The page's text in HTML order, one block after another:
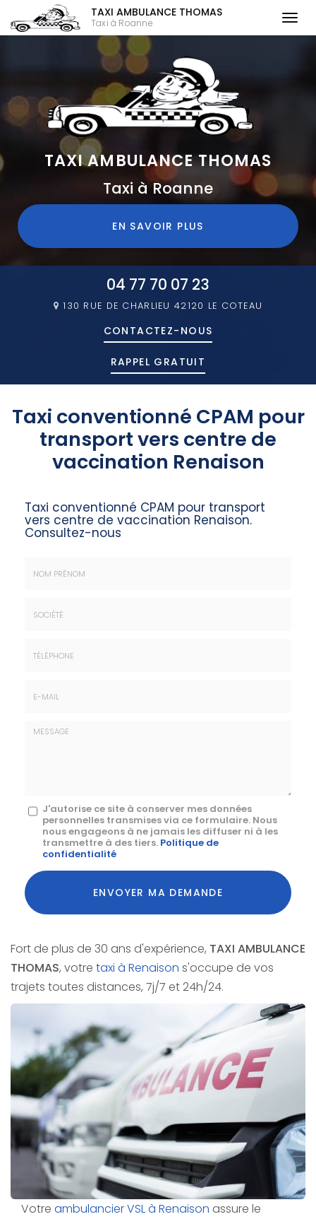
principal
TAXI AMBULANCE THOMAS
Taxi à Roanne
TAXI AMBULANCE THOMAS
Taxi à Roanne
EN SAVOIR PLUS
04 77 70 07 23
130 RUE DE CHARLIEU 42120 LE COTEAU
CONTACTEZ- NOUS
RAPPEL GRATUIT
Taxi conventionné CPAM pour
transport vers centre de
vaccination Renaison
Taxi conventionné CPAM pour transport
vers centre de vaccination Renaison.
Consultez-nous
Message
J'autorise ce site à conserver mes données
personnelles transmises via ce formulaire. Nous
nous engageons à ne jamais les diffuser ni à les
transmettre à des tiers. Politique de
confidentialité
Acceptation
RGPD
*
ENVOYER MA DEMANDE
Fort de plus de 30 ans d'expérience, TAXI AMBULANCE
THOMAS, votre taxi à Renaison s'occupe de vos
trajets toutes distances, 7j/7 et 24h/24.
Votre ambulancier VSL à Renaison assure le